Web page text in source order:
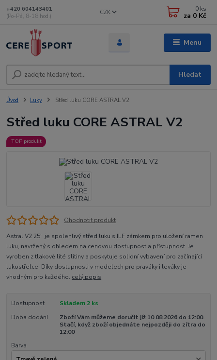
Menu
CZK
Hledat
+420 604143401
(Po-Pá, 8-18 hod.)
0 ks
za 0 Kč
Úvod Luky Střed luku CORE ASTRAL V2
Střed luku CORE ASTRAL V2
TOP produkt
Ohodnotit produkt
Astral V2 25' je spolehlivý střed luku s ILF zámkem pro uložení ramen
luku, navržený s ohledem na cenovou dostupnost a přístupnost. Je
vyroben z tlakově lité slitiny a poskytuje solidní vybavení pro začínající
lukostřelce. Díky dostupnosti v modelech pro praváky i leváky je
vhodným pro každého. celý popis
Dostupnost
Skladem 2 ks
Doba dodání
Zboží Vám můžeme doručit již 10.08.2026 do 12:00.
Stačí, když zboží objednáte nejpozději do zítra do
12:00
Barva